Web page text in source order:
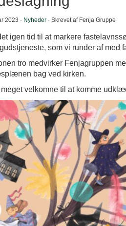
2023 · Nyheder · Skrevet af Fenja Gruppe
igen tid til at markere
som vi runder af med
tro medvirker Fenjagruppen
bag ved kirken.
velkomne til at komme